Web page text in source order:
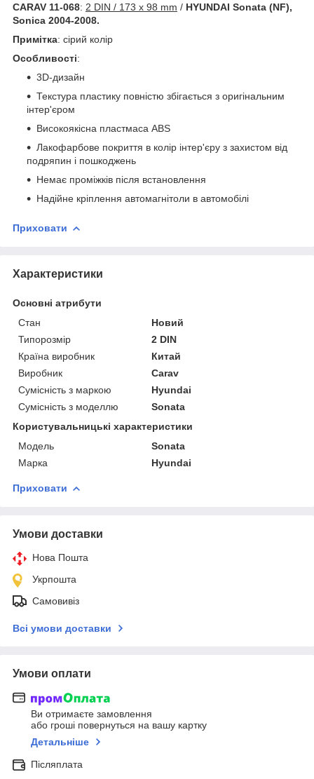
CARAV 11-068: 2 DIN / 173 x 98 mm / HYUNDAI Sonata (NF),
Sonica 2004-2008.
Примітка: сірий колір
Особливості:
3D-дизайн
Текстура пластику повністю збігається з оригінальним
інтер'єром
Високоякісна пластмаса ABS
Лакофарбове покриття в колір інтер'єру з захистом від
подряпин і пошкоджень
Немає проміжків після встановлення
Надійне кріплення автомагнітоли в автомобілі
Приховати
Характеристики
Основні атрибути
Стан
Новий
Типорозмір
2 DIN
Країна виробник
Китай
Виробник
Carav
Сумісність з маркою
Hyundai
Сумісність з моделлю
Sonata
Користувальницькі характеристики
Модель
Sonata
Марка
Hyundai
Приховати
Умови доставки
Нова Пошта
Укрпошта
Самовивіз
Всі умови доставки
Умови оплати
Ви отримаєте замовлення
або гроші повернуться на вашу картку
Детальніше
Післяплата